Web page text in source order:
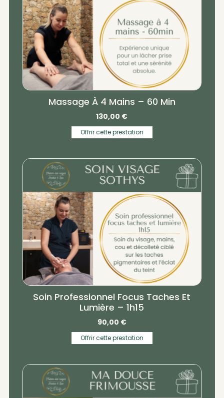
Massage À 4 Mains – 60 Min
130,00 €
Offrir cette prestation
Soin Professionnel Focus Taches Et
Lumière – 1h15
90,00 €
Offrir cette prestation